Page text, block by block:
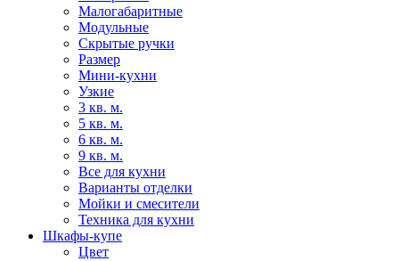
Малогабаритные
Модульные
Скрытые ручки
Размер
Мини-кухни
Узкие
3 кв. м.
5 кв. м.
6 кв. м.
9 кв. м.
Все для кухни
Варианты отделки
Мойки и смесители
Техника для кухни
Шкафы-купе
Цвет